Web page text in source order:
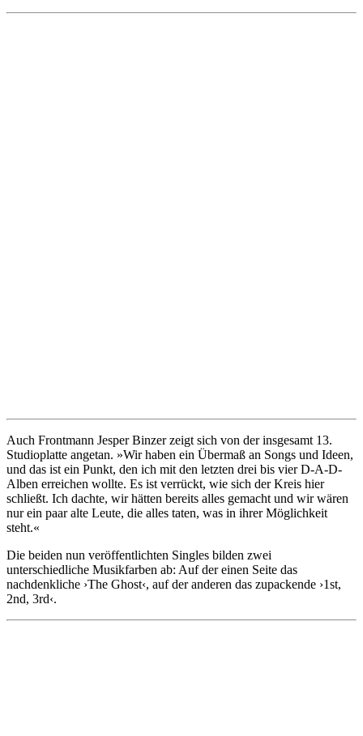
Auch Frontmann Jesper Binzer zeigt sich von der insgesamt 13.
Studioplatte angetan. »Wir haben ein Übermaß an Songs und Ideen,
und das ist ein Punkt, den ich mit den letzten drei bis vier D-A-D-
Alben erreichen wollte. Es ist verrückt, wie sich der Kreis hier
schließt. Ich dachte, wir hätten bereits alles gemacht und wir wären
nur ein paar alte Leute, die alles taten, was in ihrer Möglichkeit
steht.«
Die beiden nun veröffentlichten Singles bilden zwei
unterschiedliche Musikfarben ab: Auf der einen Seite das
nachdenkliche ›The Ghost‹, auf der anderen das zupackende ›1st,
2nd, 3rd‹.